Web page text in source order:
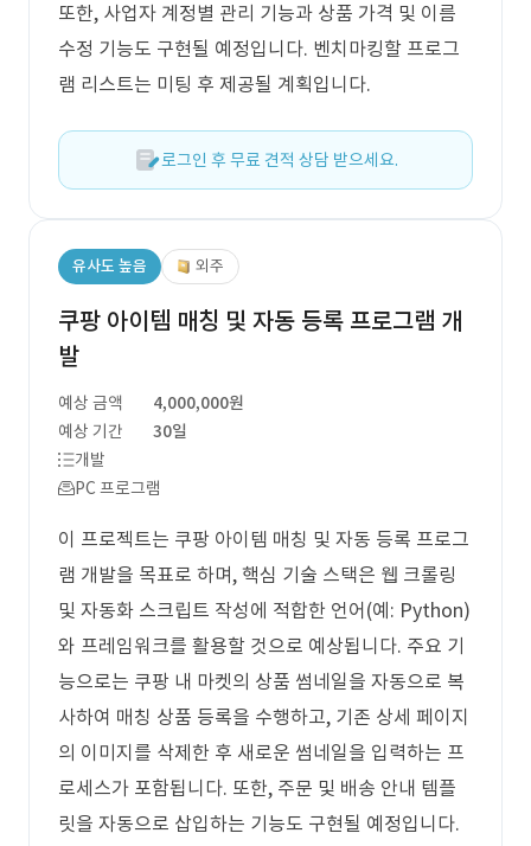
또한, 사업자 계정별 관리 기능과 상품 가격 및 이름
수정 기능도 구현될 예정입니다. 벤치마킹할 프로그
램 리스트는 미팅 후 제공될 계획입니다.
로그인 후 무료 견적 상담 받으세요.
유사도 높음 외주
쿠팡 아이템 매칭 및 자동 등록 프로그램 개
발
예상 금액
4,000,000원
예상 기간
30일
개발
PC 프로그램
이 프로젝트는 쿠팡 아이템 매칭 및 자동 등록 프로그
램 개발을 목표로 하며, 핵심 기술 스택은 웹 크롤링
및 자동화 스크립트 작성에 적합한 언어(예: Python)
와 프레임워크를 활용할 것으로 예상됩니다. 주요 기
능으로는 쿠팡 내 마켓의 상품 썸네일을 자동으로 복
사하여 매칭 상품 등록을 수행하고, 기존 상세 페이지
의 이미지를 삭제한 후 새로운 썸네일을 입력하는 프
로세스가 포함됩니다. 또한, 주문 및 배송 안내 템플
릿을 자동으로 삽입하는 기능도 구현될 예정입니다.